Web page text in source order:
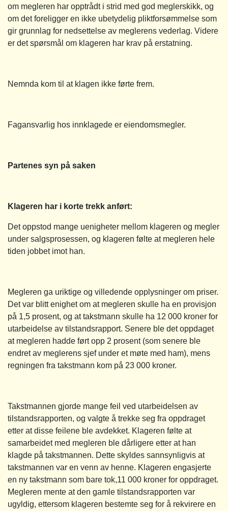
om megleren har opptrådt i strid med god meglerskikk, og
om det foreligger en ikke ubetydelig pliktforsømmelse som
gir grunnlag for nedsettelse av meglerens vederlag. Videre
er det spørsmål om klageren har krav på erstatning.
Nemnda kom til at klagen ikke førte frem.
Fagansvarlig hos innklagede er eiendomsmegler.
Partenes syn på saken
Klageren har i korte trekk anført:
Det oppstod mange uenigheter mellom klageren og megler
under salgsprosessen, og klageren følte at megleren hele
tiden jobbet imot han.
Megleren ga uriktige og villedende opplysninger om priser.
Det var blitt enighet om at megleren skulle ha en provisjon
på 1,5 prosent, og at takstmann skulle ha 12 000 kroner for
utarbeidelse av tilstandsrapport. Senere ble det oppdaget
at megleren hadde ført opp 2 prosent (som senere ble
endret av meglerens sjef under et møte med ham), mens
regningen fra takstmann kom på 23 000 kroner.
Takstmannen gjorde mange feil ved utarbeidelsen av
tilstandsrapporten, og valgte å trekke seg fra oppdraget
etter at disse feilene ble avdekket. Klageren følte at
samarbeidet med megleren ble dårligere etter at han
klagde på takstmannen. Dette skyldes sannsynligvis at
takstmannen var en venn av henne. Klageren engasjerte
en ny takstmann som bare tok,11 000 kroner for oppdraget.
Megleren mente at den gamle tilstandsrapporten var
ugyldig, ettersom klageren bestemte seg for å rekvirere en